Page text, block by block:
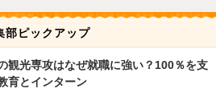
部ピックアップ
観光専攻はなぜ就職に強い？100％を支
育とインターン